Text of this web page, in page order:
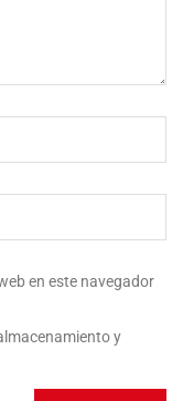
en este navegador
y